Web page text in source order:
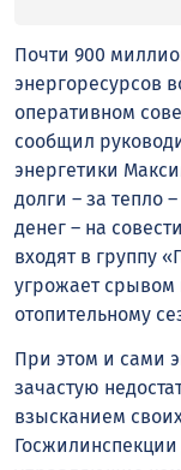
Почти 900
энергоресурсов
оперативном
сообщил
энергетики
долги – за тепло
денег – на
входят в группу
угрожает срывом
отопительному
При этом и сами
зачастую
взысканием